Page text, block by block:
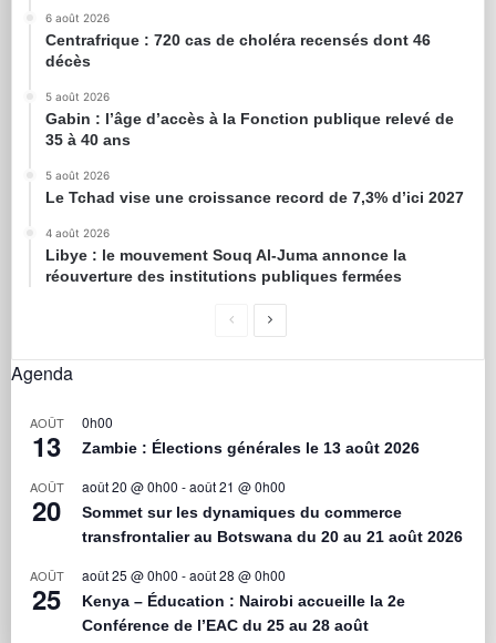
6 août 2026
Centrafrique : 720 cas de choléra recensés dont 46
décès
5 août 2026
Gabin : l’âge d’accès à la Fonction publique relevé de
35 à 40 ans
5 août 2026
Le Tchad vise une croissance record de 7,3% d’ici 2027
4 août 2026
Libye : le mouvement Souq Al-Juma annonce la
réouverture des institutions publiques fermées
Agenda
AOÛT
13
0h00
Zambie : Élections générales le 13 août 2026
AOÛT
20
août 20 @ 0h00 -août 21 @ 0h00
Sommet sur les dynamiques du commerce
transfrontalier au Botswana du 20 au 21 août 2026
AOÛT
25
août 25 @ 0h00 -août 28 @ 0h00
Kenya – Éducation : Nairobi accueille la 2e
Conférence de l’EAC du 25 au 28 août